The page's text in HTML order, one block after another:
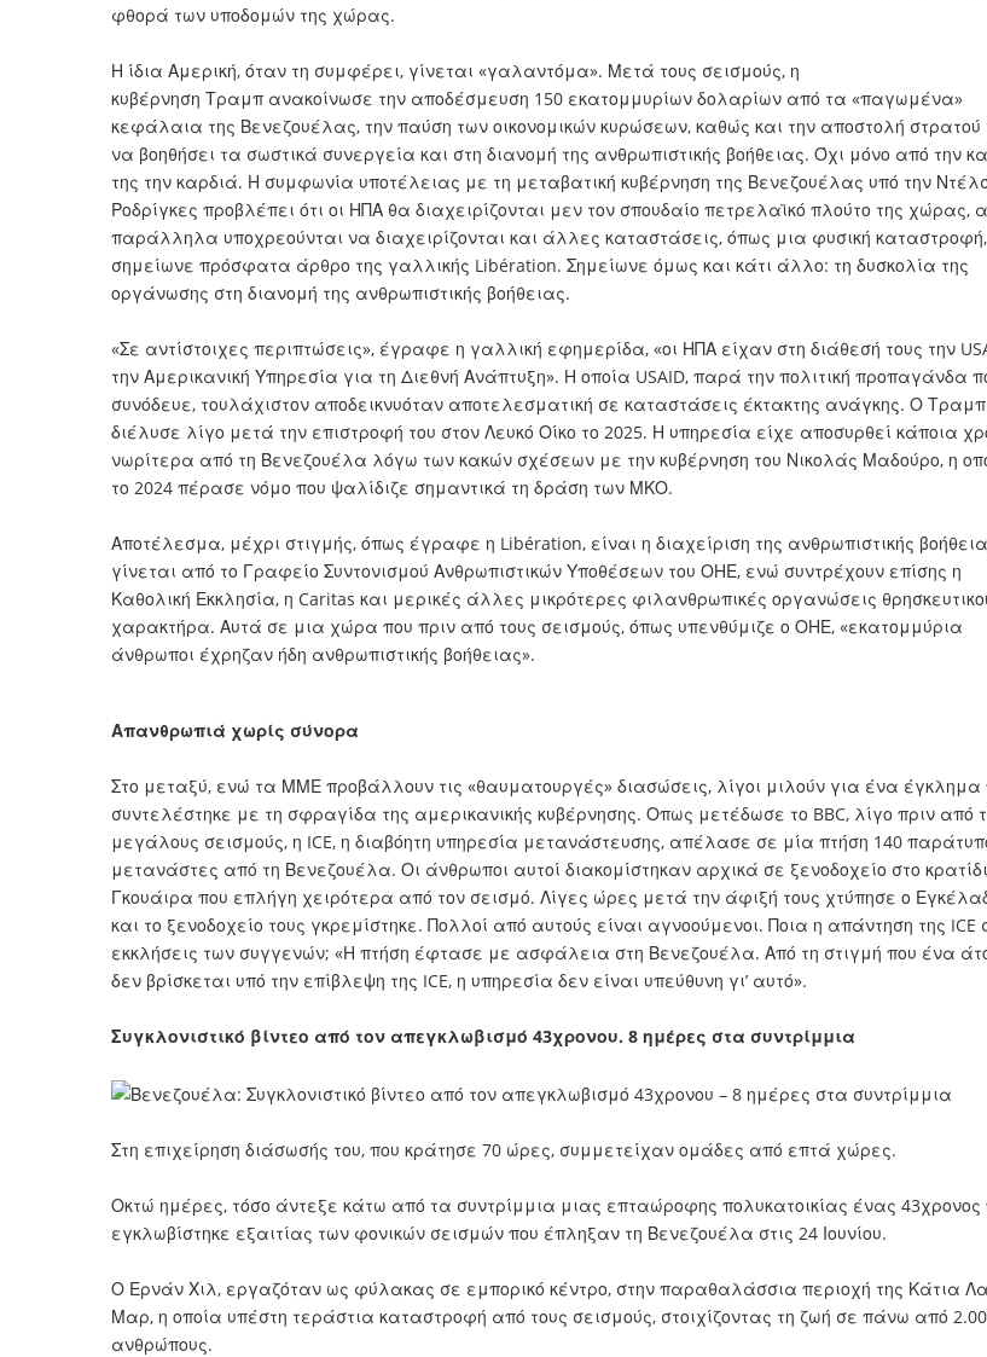
φθορά των υποδομών της χώρας.
Η ίδια Αμερική, όταν τη συμφέρει, γίνεται «γαλαντόμα». Μετά τους σεισμούς, η
κυβέρνηση Τραμπ ανακοίνωσε την αποδέσμευση 150 εκατομμυρίων δολαρίων από τα «παγωμένα»
κεφάλαια της Βενεζουέλας, την παύση των οικονομικών κυρώσεων, καθώς και την αποστολή στρατού
να βοηθήσει τα σωστικά συνεργεία και στη διανομή της ανθρωπιστικής βοήθειας. Όχι μόνο από την
της την καρδιά. Η συμφωνία υποτέλειας με τη μεταβατική κυβέρνηση της Βενεζουέλας υπό την
Ροδρίγκες προβλέπει ότι οι ΗΠΑ θα διαχειρίζονται μεν τον σπουδαίο πετρελαϊκό πλούτο της χώρας,
παράλληλα υποχρεούνται να διαχειρίζονται και άλλες καταστάσεις, όπως μια φυσική καταστροφή,
σημείωνε πρόσφατα άρθρο της γαλλικής Libération. Σημείωνε όμως και κάτι άλλο: τη δυσκολία της
οργάνωσης στη διανομή της ανθρωπιστικής βοήθειας.
«Σε αντίστοιχες περιπτώσεις», έγραφε η γαλλική εφημερίδα, «οι ΗΠΑ είχαν στη διάθεσή τους την
την Αμερικανική Υπηρεσία για τη Διεθνή Ανάπτυξη». Η οποία USAID, παρά την πολιτική προπαγάνδα
συνόδευε, τουλάχιστον αποδεικνυόταν αποτελεσματική σε καταστάσεις έκτακτης ανάγκης. Ο Τραμπ
διέλυσε λίγο μετά την επιστροφή του στον Λευκό Οίκο το 2025. Η υπηρεσία είχε αποσυρθεί κάποια
νωρίτερα από τη Βενεζουέλα λόγω των κακών σχέσεων με την κυβέρνηση του Νικολάς Μαδούρο, η
το 2024 πέρασε νόμο που ψαλίδιζε σημαντικά τη δράση των ΜΚΟ.
Αποτέλεσμα, μέχρι στιγμής, όπως έγραφε η Libération, είναι η διαχείριση της ανθρωπιστικής
γίνεται από το Γραφείο Συντονισμού Ανθρωπιστικών Υποθέσεων του ΟΗΕ, ενώ συντρέχουν επίσης η
Καθολική Εκκλησία, η Caritas και μερικές άλλες μικρότερες φιλανθρωπικές οργανώσεις
χαρακτήρα. Αυτά σε μια χώρα που πριν από τους σεισμούς, όπως υπενθύμιζε ο ΟΗΕ, «εκατομμύρια
άνθρωποι έχρηζαν ήδη ανθρωπιστικής βοήθειας».
Απανθρωπιά χωρίς σύνορα
Στο μεταξύ, ενώ τα ΜΜΕ προβάλλουν τις «θαυματουργές» διασώσεις, λίγοι μιλούν για ένα έγκλημα
συντελέστηκε με τη σφραγίδα της αμερικανικής κυβέρνησης. Οπως μετέδωσε το BBC, λίγο πριν από
μεγάλους σεισμούς, η ICE, η διαβόητη υπηρεσία μετανάστευσης, απέλασε σε μία πτήση 140
μετανάστες από τη Βενεζουέλα. Οι άνθρωποι αυτοί διακομίστηκαν αρχικά σε ξενοδοχείο στο
Γκουάιρα που επλήγη χειρότερα από τον σεισμό. Λίγες ώρες μετά την άφιξή τους χτύπησε ο
και το ξενοδοχείο τους γκρεμίστηκε. Πολλοί από αυτούς είναι αγνοούμενοι. Ποια η απάντηση της ICE
εκκλήσεις των συγγενών; «Η πτήση έφτασε με ασφάλεια στη Βενεζουέλα. Από τη στιγμή που ένα
δεν βρίσκεται υπό την επίβλεψη της ICE, η υπηρεσία δεν είναι υπεύθυνη γι’ αυτό».
Συγκλονιστικό βίντεο από τον απεγκλωβισμό 43χρονου. 8 ημέρες στα συντρίμμια
Στη επιχείρηση διάσωσής του, που κράτησε 70 ώρες, συμμετείχαν ομάδες από επτά χώρες.
Οκτώ ημέρες, τόσο άντεξε κάτω από τα συντρίμμια μιας επταώροφης πολυκατοικίας ένας 43χρονος
εγκλωβίστηκε εξαιτίας των φονικών σεισμών που έπληξαν τη Βενεζουέλα στις 24 Ιουνίου.
Ο Ερνάν Χιλ, εργαζόταν ως φύλακας σε εμπορικό κέντρο, στην παραθαλάσσια περιοχή της Κάτια Λα
Μαρ, η οποία υπέστη τεράστια καταστροφή από τους σεισμούς, στοιχίζοντας τη ζωή σε πάνω από
ανθρώπους.